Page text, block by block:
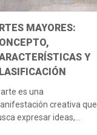
MAYORES:
Y
arte es una
creativa que
expresar ideas,...